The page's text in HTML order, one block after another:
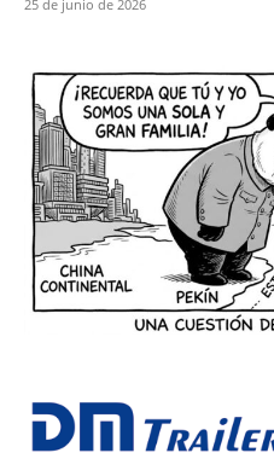
25 de junio de 2026